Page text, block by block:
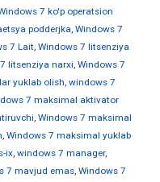
7 ko'p operatsion
podderjka, Windows 7
7 Lait, Windows 7 litsenziya
litsenziya narxi, Windows 7
yuklab olish, windows 7
7 maksimal aktivator
, Windows 7 maksimal
, Windows 7 maksimal yuklab
ix, windows 7 manager,
7 mavjud emas, Windows 7